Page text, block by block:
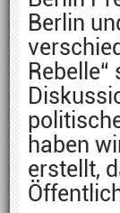
Berlin
haben
erstellt,